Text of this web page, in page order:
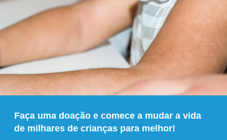
Faça uma doação e comece a mudar a vida
de milhares de crianças para melhor!